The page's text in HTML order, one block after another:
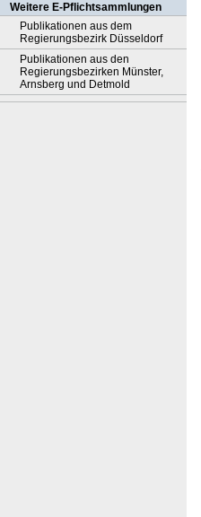
Weitere E-Pflichtsammlungen
Publikationen aus dem
Regierungsbezirk Düsseldorf
Publikationen aus den
Regierungsbezirken Münster,
Arnsberg und Detmold